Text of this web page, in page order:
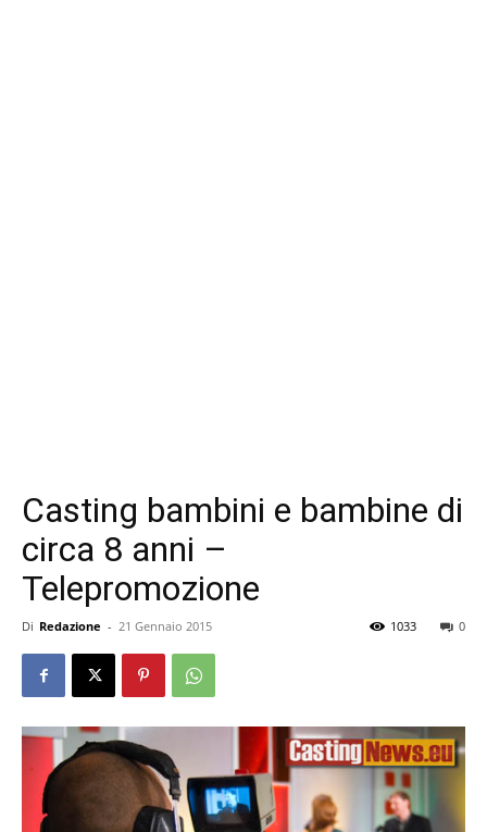
Casting bambini e bambine di
circa 8 anni –
Telepromozione
Di Redazione - 21 Gennaio 2015 0
1033